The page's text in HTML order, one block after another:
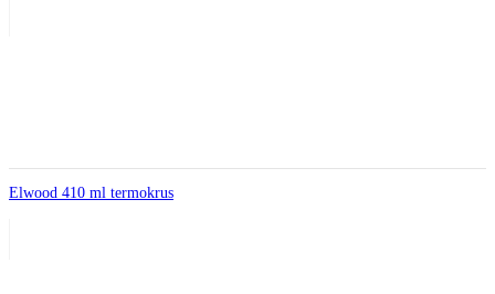
Elwood 410 ml termokrus